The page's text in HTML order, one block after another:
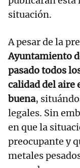
situación.
A pesar de la
Ayuntamiento
pasado todos
calidad del aire
buena,
legales. Sin
en que la
preocupante y
metales